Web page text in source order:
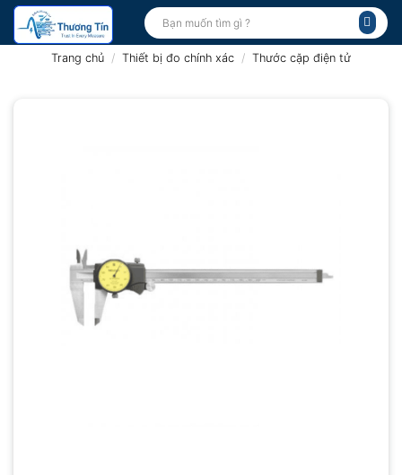
Bỏ
qua
Tìm
kiếm:
Trang chủ / Thiết bị đo chính xác / Thước cặp điện tử